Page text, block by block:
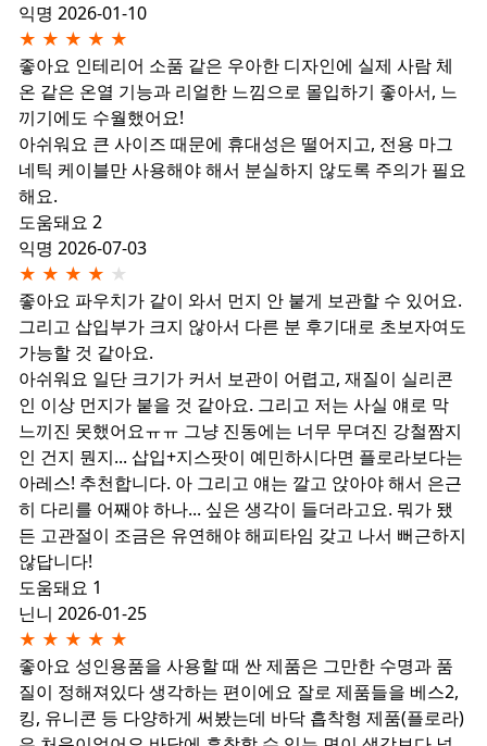
익명 2026-01-10
★ ★ ★ ★ ★
좋아요 인테리어 소품 같은 우아한 디자인에 실제 사람 체
온 같은 온열 기능과 리얼한 느낌으로 몰입하기 좋아서, 느
끼기에도 수월했어요!
아쉬워요 큰 사이즈 때문에 휴대성은 떨어지고, 전용 마그
네틱 케이블만 사용해야 해서 분실하지 않도록 주의가 필요
해요.
도움돼요 2
익명 2026-07-03
★ ★ ★ ★ ★
좋아요 파우치가 같이 와서 먼지 안 붙게 보관할 수 있어요.
그리고 삽입부가 크지 않아서 다른 분 후기대로 초보자여도
가능할 것 같아요.
아쉬워요 일단 크기가 커서 보관이 어렵고, 재질이 실리콘
인 이상 먼지가 붙을 것 같아요. 그리고 저는 사실 얘로 막
느끼진 못했어요ㅠㅠ 그냥 진동에는 너무 무뎌진 강철짬지
인 건지 뭔지... 삽입+지스팟이 예민하시다면 플로라보다는
아레스! 추천합니다. 아 그리고 얘는 깔고 앉아야 해서 은근
히 다리를 어째야 하나... 싶은 생각이 들더라고요. 뭐가 됐
든 고관절이 조금은 유연해야 해피타임 갖고 나서 뻐근하지
않답니다!
도움돼요 1
닌니 2026-01-25
★ ★ ★ ★ ★
좋아요 성인용품을 사용할 때 싼 제품은 그만한 수명과 품
질이 정해져있다 생각하는 편이에요 잘로 제품들을 베스2,
킹, 유니콘 등 다양하게 써봤는데 바닥 흡착형 제품(플로라)